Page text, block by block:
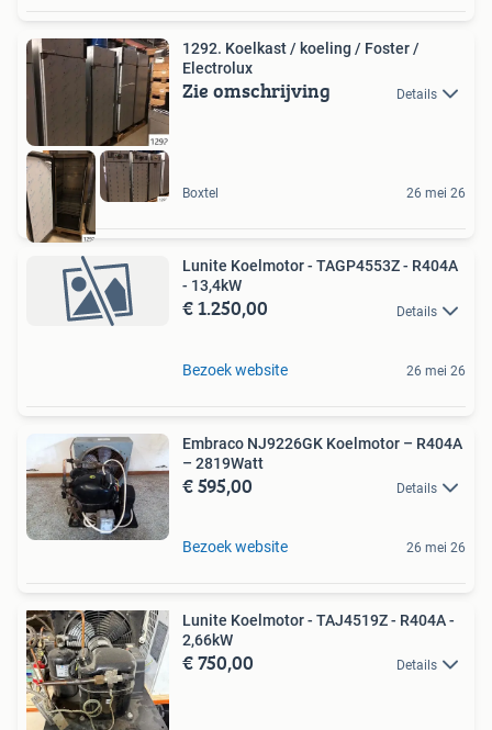
1292. Koelkast / koeling / Foster /
Electrolux
Zie omschrijving Details
Boxtel 26 mei 26
Lunite Koelmotor - TAGP4553Z - R404A
- 13,4kW
€ 1.250,00 Details
Bezoek website 26 mei 26
Embraco NJ9226GK Koelmotor – R404A
– 2819Watt
€ 595,00 Details
Bezoek website 26 mei 26
Lunite Koelmotor - TAJ4519Z - R404A -
2,66kW
€ 750,00 Details